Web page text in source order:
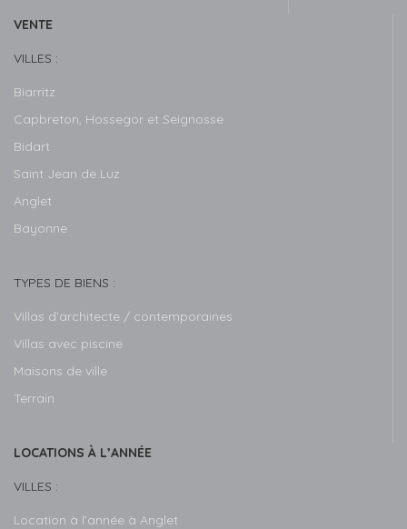
VENTE
VILLES :
Biarritz
Capbreton, Hossegor et Seignosse
Bidart
Saint Jean de Luz
Anglet
Bayonne
TYPES DE BIENS :
Villas d’architecte / contemporaines
Villas avec piscine
Maisons de ville
Terrain
LOCATIONS À L’ANNÉE
VILLES :
Location à l’année à Anglet